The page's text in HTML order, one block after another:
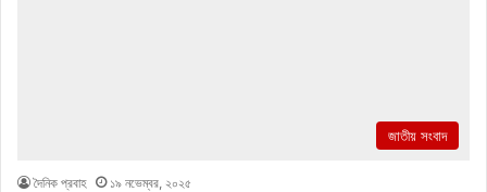
জাতীয় সংবাদ
দৈনিক প্রবাহ ১৯ নভেম্বর, ২০২৫